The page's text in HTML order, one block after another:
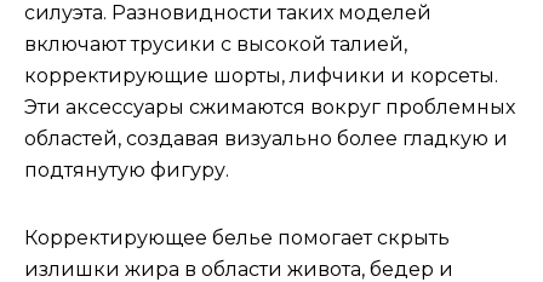
силуэта. Разновидности таких моделей
включают трусики с высокой талией,
корректирующие шорты, лифчики и корсеты.
Эти аксессуары сжимаются вокруг проблемных
областей, создавая визуально более гладкую и
подтянутую фигуру.
Корректирующее белье помогает скрыть
излишки жира в области живота, бедер и